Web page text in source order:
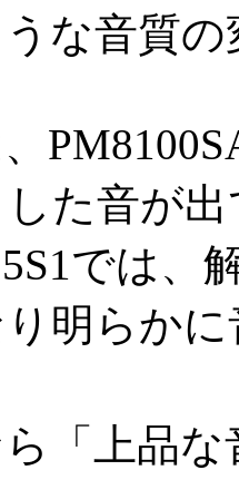
な音質
した音が
では、
明らか
「上品